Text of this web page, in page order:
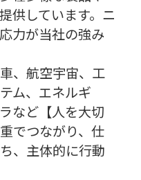
供しています。ニ
力が当社の強み
、航空宇宙、工
ム、エネルギ
など【人を大切
でつながり、仕
、主体的に行動